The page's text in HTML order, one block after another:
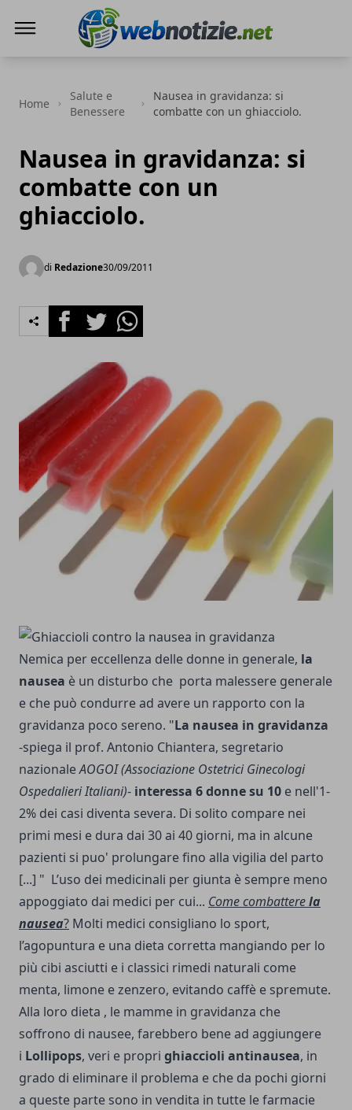
Home
Salute e
Benessere
Nausea in gravidanza: si
combatte con un ghiacciolo.
Nausea in gravidanza: si
combatte con un
ghiacciolo.
di Redazione30/09/2011
FacebookTwitterWhatsapp
Nemica per eccellenza delle donne in generale, la
nausea è un disturbo che porta malessere generale
e che può condurre ad avere un rapporto con la
gravidanza poco sereno. "La nausea in gravidanza
-spiega il prof. Antonio Chiantera, segretario
nazionaleAOGOI (Associazione Ostetrici Ginecologi
Ospedalieri Italiani)- interessa 6 donne su 10 e nell'1-
2% dei casi diventa severa. Di solito compare nei
primi mesi e dura dai 30 ai 40 giorni, ma in alcune
pazienti si puo' prolungare fino alla vigilia del parto
[...] " L’uso dei medicinali per giunta è sempre meno
appoggiato dai medici per cui... Come combatterela
nausea? Molti medici consigliano lo sport,
l’agopuntura e una dieta corretta mangiando per lo
più cibi asciutti e i classici rimedi naturali come
menta, limone e zenzero, evitando caffè e spremute.
Alla loro dieta , le mamme in gravidanza che
soffrono di nausee, farebbero bene ad aggiungere
i Lollipops, veri e propri ghiaccioli antinausea, in
grado di eliminare il problema e che da pochi giorni
a queste parte sono in vendita in tutte le farmacie